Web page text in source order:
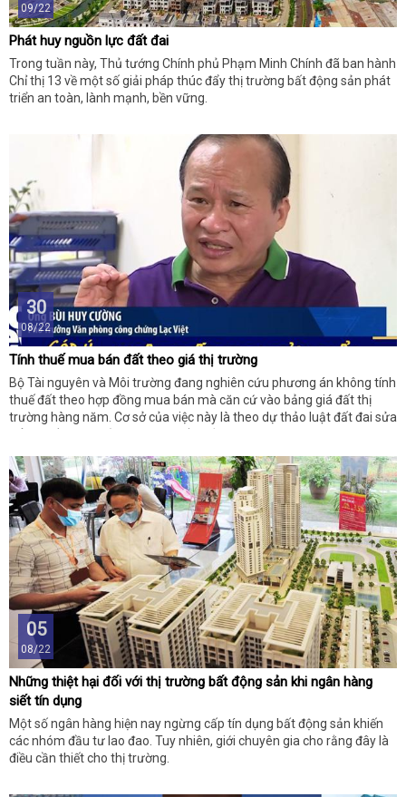
09/22
Phát huy nguồn lực đất đai
Trong tuần này, Thủ tướng Chính phủ Phạm Minh Chính đã ban hành
Chỉ thị 13 về một số giải pháp thúc đẩy thị trường bất động sản phát
triển an toàn, lành mạnh, bền vững.
30
08/22
Tính thuế mua bán đất theo giá thị trường
Bộ Tài nguyên và Môi trường đang nghiên cứu phương án không tính
thuế đất theo hợp đồng mua bán mà căn cứ vào bảng giá đất thị
trường hàng năm. Cơ sở của việc này là theo dự thảo luật đất đai sửa
05
08/22
Những thiệt hại đối với thị trường bất động sản khi ngân hàng
siết tín dụng
Một số ngân hàng hiện nay ngừng cấp tín dụng bất động sản khiến
các nhóm đầu tư lao đao. Tuy nhiên, giới chuyên gia cho rằng đây là
điều cần thiết cho thị trường.